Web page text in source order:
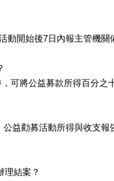
開始後7日內報主管機關
可將公益募款所得百分之
益勸募活動所得與收支
理結案？